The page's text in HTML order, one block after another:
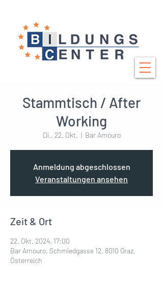
Stammtisch / After
Working
Di., 22. Okt.
  |
Bar Amouro
Anmeldung abgeschlossen
Veranstaltungen ansehen
Zeit & Ort
22. Okt. 2024, 17:00
Bar Amouro, Schmiedgasse 12, 8010 Graz,
Österreich